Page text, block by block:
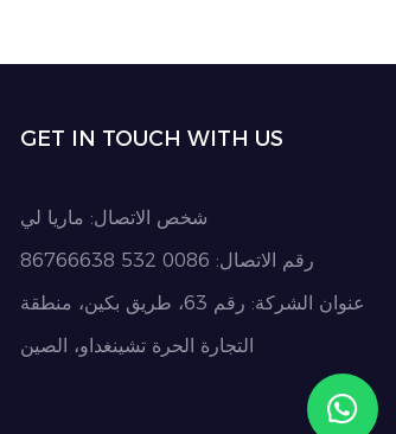
GET IN TOUCH WITH US
شخص الاتصال: ماريا لي
رقم الاتصال: 0086 532 86766638
عنوان الشركة: رقم 63، طريق بكين، منطقة
التجارة الحرة تشينغداو، الصين